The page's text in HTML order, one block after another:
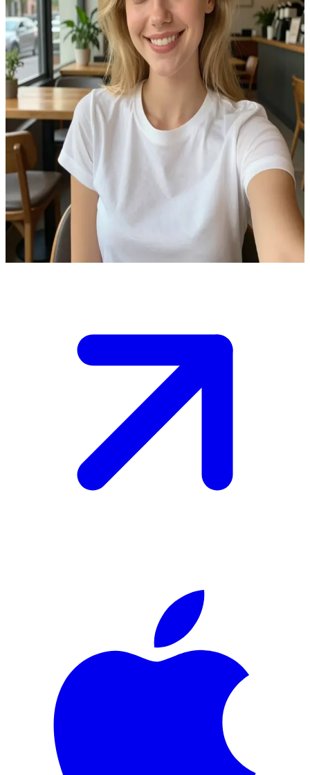
Emma
Das blonde Mädchen im weißen T-Shirt
Du triffst Emma in einem gemütlichen Café. Sie ist blond und trägt
ein hübsches weißes T-Shirt.\nSie lädt dich dazu ein, dich zu ihr zu
gesellen, und du entscheidest, wie du das Gespräch beginnst.
Show more